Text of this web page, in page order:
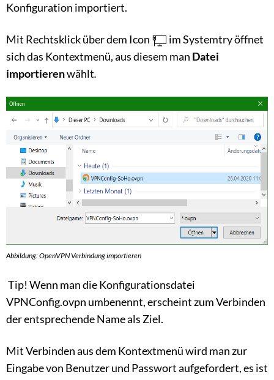
Konfiguration importiert.
Mit Rechtsklick über dem Icon
im Systemtry öffnet
sich das Kontextmenü, aus diesem man Datei
importierenwählt.
Abbildung: OpenVPN Verbindung importieren
Tip! Wenn man die Konfigurationsdatei
VPNConfig.ovpn umbenennt, erscheint zum Verbinden
der entsprechende Name als Ziel.
Mit Verbinden aus dem Kontextmenü wird man zur
Eingabe von Benutzer und Passwort aufgefordert, es ist